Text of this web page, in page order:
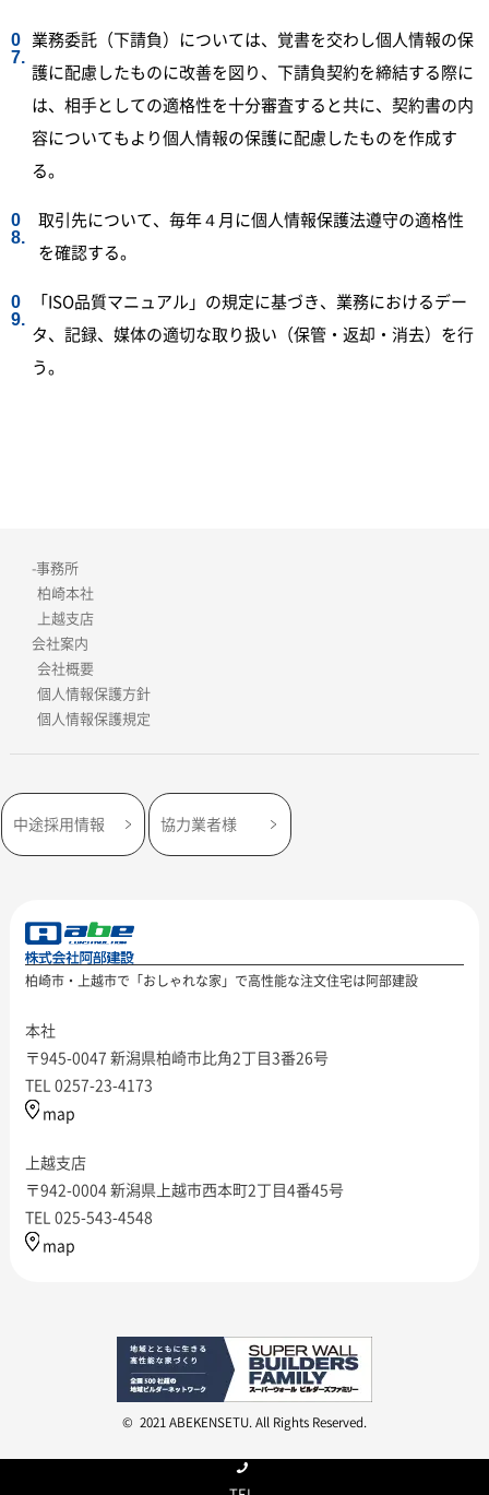
業務委託（下請負）については、覚書を交わし個人情報の保
護に配慮したものに改善を図り、下請負契約を締結する際に
は、相手としての適格性を十分審査すると共に、契約書の内
容についてもより個人情報の保護に配慮したものを作成す
る。
取引先について、毎年４月に個人情報保護法遵守の適格性
を確認する。
「ISO品質マニュアル」の規定に基づき、業務におけるデー
タ、記録、媒体の適切な取り扱い（保管・返却・消去）を行
う。
-事務所
柏崎本社
上越支店
会社案内
会社概要
個人情報保護方針
個人情報保護規定
中途採用情報 協力業者様
柏崎市・上越市で「おしゃれな家」で高性能な注文住宅は阿部建設
本社
〒945-0047 新潟県柏崎市比角2丁目3番26号
TEL 0257-23-4173
map
上越支店
〒942-0004 新潟県上越市西本町2丁目4番45号
TEL 025-543-4548
map
© 2021 ABEKENSETU. All Rights Reserved.